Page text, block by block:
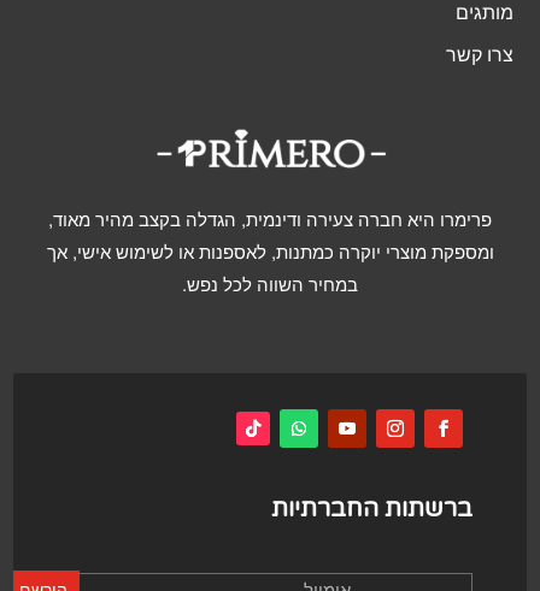
מותגים
צרו קשר
פרימרו היא חברה צעירה ודינמית, הגדלה בקצב מהיר מאוד,
ומספקת מוצרי יוקרה כמתנות, לאספנות או לשימוש אישי, אך
במחיר השווה לכל נפש.
ברשתות החברתיות